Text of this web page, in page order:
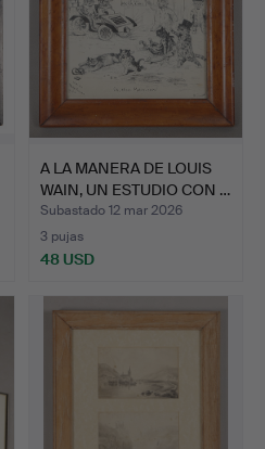
A LA MANERA DE LOUIS
WAIN, UN ESTUDIO CON …
Subastado 12 mar 2026
3 pujas
48 USD